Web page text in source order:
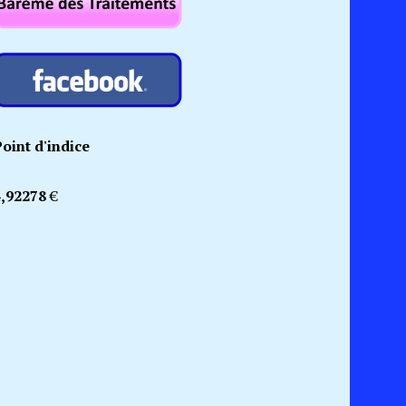
d'indice
€